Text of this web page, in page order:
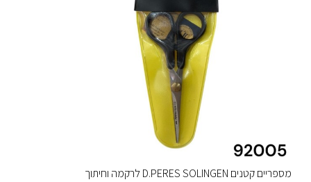
מספריים קטנים D.PERES SOLINGEN לרקמה וחיתוך